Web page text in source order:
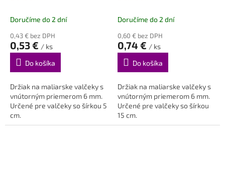
Doručíme do 2 dní
0,43 € bez DPH
0,53 € / ks
Do košíka
Držiak na maliarske valčeky s
vnútorným priemerom 6 mm.
Určené pre valčeky so šírkou 5
cm.
Doručíme do 2 dní
0,60 € bez DPH
0,74 € / ks
Do košíka
Držiak na maliarske valčeky s
vnútorným priemerom 6 mm.
Určené pre valčeky so šírkou
15 cm.